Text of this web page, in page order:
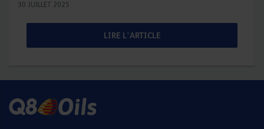
30 JUILLET 2025
LIRE L'ARTICLE